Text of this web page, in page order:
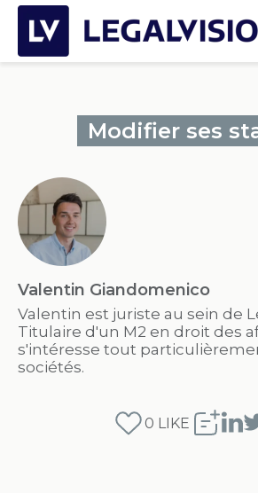
Modifier ses
Valentin Giandomenico
Valentin est juriste au sein de
Titulaire d'un M2 en droit des
s'intéresse tout
sociétés.
0 LIKE